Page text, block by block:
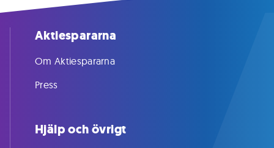
Aktiespararna
Om Aktiespararna
Press
Hjälp och övrigt